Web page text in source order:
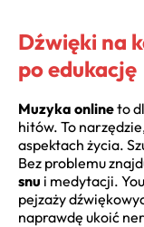
Dźwięki na
po edukację
Muzyka onlineto
hitów. To
aspektach życia.
Bez problemu
snu i medytacji.
pejzaży
naprawdę ukoić